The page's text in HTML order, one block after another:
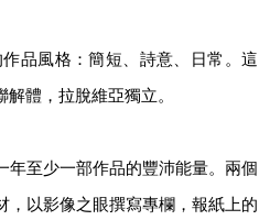
品風格：簡短、詩意、日常。這
體，拉脫維亞獨立。
至少一部作品的豐沛能量。兩個
以影像之眼撰寫專欄，報紙上的